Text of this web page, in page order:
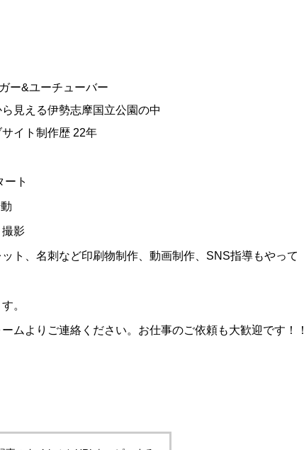
ー&ユーチューバー
見える伊勢志摩国立公園の中
イト制作歴 22年
ト
動
撮影
ト、名刺など印刷物制作、動画制作、SNS指導もやって
。
ムよりご連絡ください。お仕事のご依頼も大歓迎です！！